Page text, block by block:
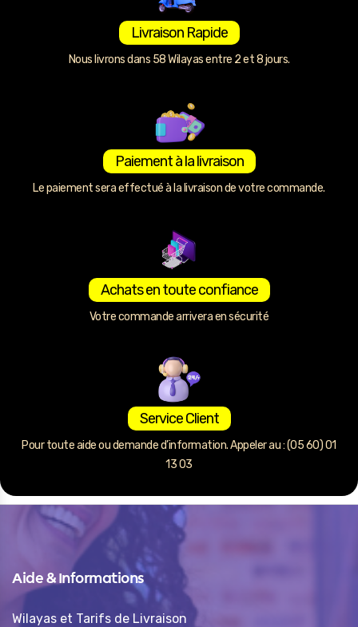
Livraison Rapide
Nous livrons dans 58 Wilayas entre 2 et 8 jours.
Paiement à la livraison
Le paiement sera effectué à la livraison de votre commande.
Achats en toute confiance
Votre commande arrivera en sécurité
Service Client
Pour toute aide ou demande d’information. Appeler au : (05 60) 01
13 03
Aide & Informations
Wilayas et Tarifs de Livraison